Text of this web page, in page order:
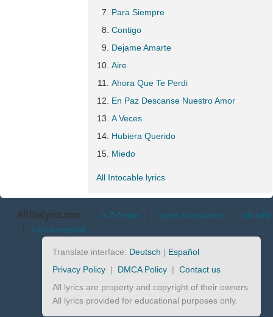
Para Siempre
Contigo
Dejame Amarte
Aire
Ahora Que Te Perdi
En Paz Descanse Nuestro Amor
A Veces
Hubiera Querido
Miedo
All Intocable lyrics
AllTheLyrics.com A-Z Artists | Lyrics translations | Identify
| Lyrics request
Translate interface: Deutsch | Español
Privacy Policy | DMCA Policy | Contact us
All lyrics are property and copyright of their owners.
All lyrics provided for educational purposes only.